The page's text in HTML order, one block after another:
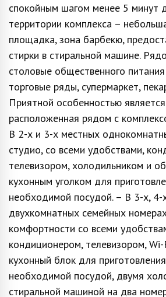
спокойным шагом менее 5 минут
территории комплекса –
площадка, зона барбекю,
стирки в стиральной машине.
столовые общественного
торговые ряды, супермаркет,
Приятной особенностью
расположенная рядом с
В 2-х и 3-х местных
студио, со всеми удобствами,
телевизором, холодильником и
кухонным уголком для
необходимой посудой. – В 3-х,
двухкомнатных семейных
комфортности со всеми
кондиционером, телевизором,
кухонный блок для
необходимой посудой, двумя
стиральной машиной на два